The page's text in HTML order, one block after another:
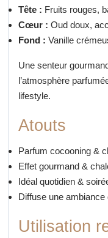
Tête : Fruits rouges,
Cœur : Oud doux,
Fond : Vanille
Une senteur
l’atmosphère
lifestyle.
Atouts
Parfum cocooning &
Effet gourmand &
Idéal quotidien &
Diffuse une ambiance
Utilisation